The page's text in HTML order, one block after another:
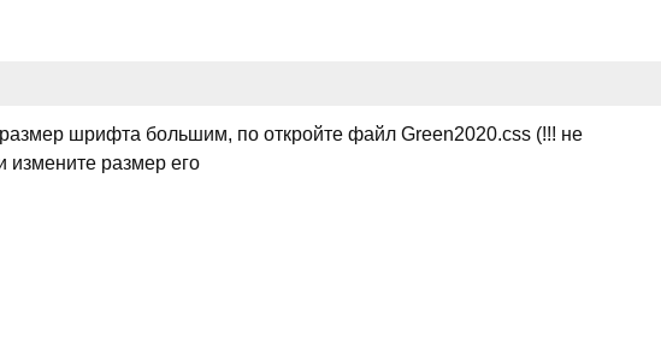
шрифта большим, по откройте файл Green2020.css (!!! не
измените размер его